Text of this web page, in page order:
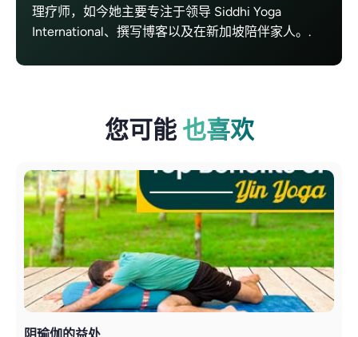
理疗师，如今她主要专注于领导 Siddhi Yoga
International、撰写博客以及在新加坡陪伴家人。.
您可能 也喜欢